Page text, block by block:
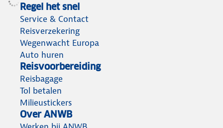
Regel het snel
Service & Contact
Reisverzekering
Wegenwacht Europa
Auto huren
Reisvoorbereiding
Reisbagage
Tol betalen
Milieustickers
Over ANWB